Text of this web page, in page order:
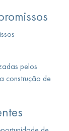
pelos
construção de